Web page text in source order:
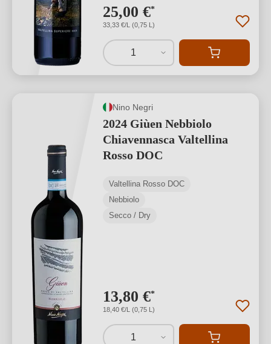
25,00 €*
33,33 €/L (0,75 L)
1
Nino Negri
2024 Giùen Nebbiolo
Chiavennasca Valtellina
Rosso DOC
Valtellina Rosso DOC
Nebbiolo
Secco / Dry
13,80 €*
18,40 €/L (0,75 L)
1